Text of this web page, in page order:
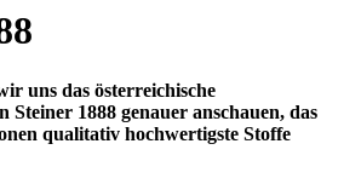
uns das österreichische
Steiner 1888 genauer anschauen, das
qualitativ hochwertigste Stoffe